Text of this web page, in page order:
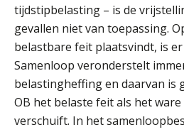
tijdstipbelasting – is de
gevallen niet van toepassing.
belastbare feit plaatsvindt, is
Samenloop veronderstelt
belastingheffing en daarvan is
OB het belaste feit als het
verschuift. In het
Marja